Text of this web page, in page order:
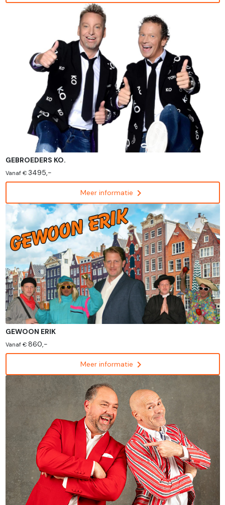
GEBROEDERS KO.
Vanaf € 3495,-
Meer informatie chevron_right
GEWOON ERIK
Vanaf € 860,-
Meer informatie chevron_right